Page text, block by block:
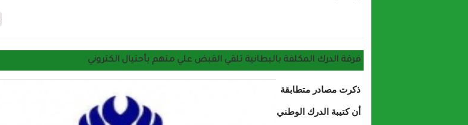
فرقة الدرك المكلفة بالبطانية تلقي القبض علي متهم بأحتيال الكتروني
ذكرت مصادر متطابقة
أن كتيبة الدرك الوطني